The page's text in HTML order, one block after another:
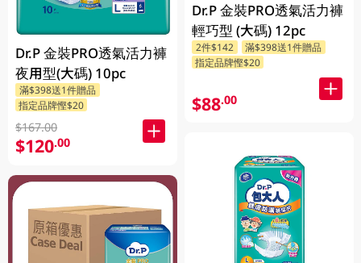
Dr.P 金裝PRO透氣活力褲
夜用型(大碼) 10pc
滿$398送1件贈品
指定品牌慳$20
$167.00
$120.00
Dr.P 金裝PRO透氣活力褲
輕巧型 (大碼) 12pc
2件$142
滿$398送1件贈品
指定品牌慳$20
$88.00